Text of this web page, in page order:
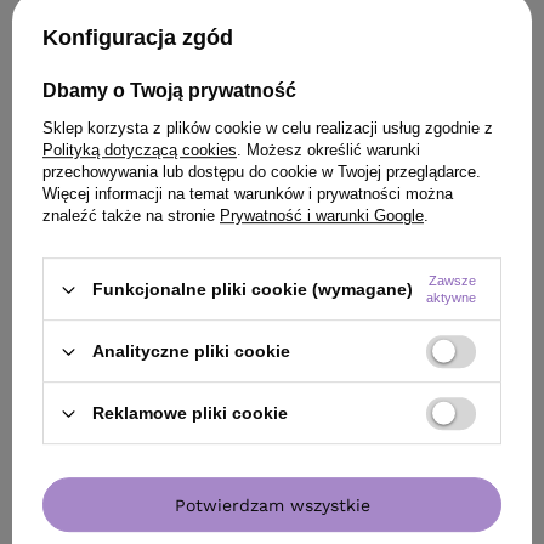
(50,48 zł / 100ml)
Najniższa cena produktu w okresie 30 dni przed
Cena katalogowa:164,00 zł -23%
Do koszyka
ZOBACZ RÓWNIEŻ
Konfiguracja zgód
Dbamy o Twoją prywatność
Sklep korzysta z plików cookie w celu realizacji usług zgodnie z
Polityką dotyczącą cookies. Możesz określić warunki
przechowywania lub dostępu do cookie w Twojej przeglądarce.
Więcej informacji na temat warunków i prywatności można
znaleźć także na stronie Prywatność i warunki Google.
Funkcjonalne pliki cookie (wymagane)
Zawsze
aktywne
Analityczne pliki cookie
Reklamowe pliki cookie
Potwierdzam wszystkie